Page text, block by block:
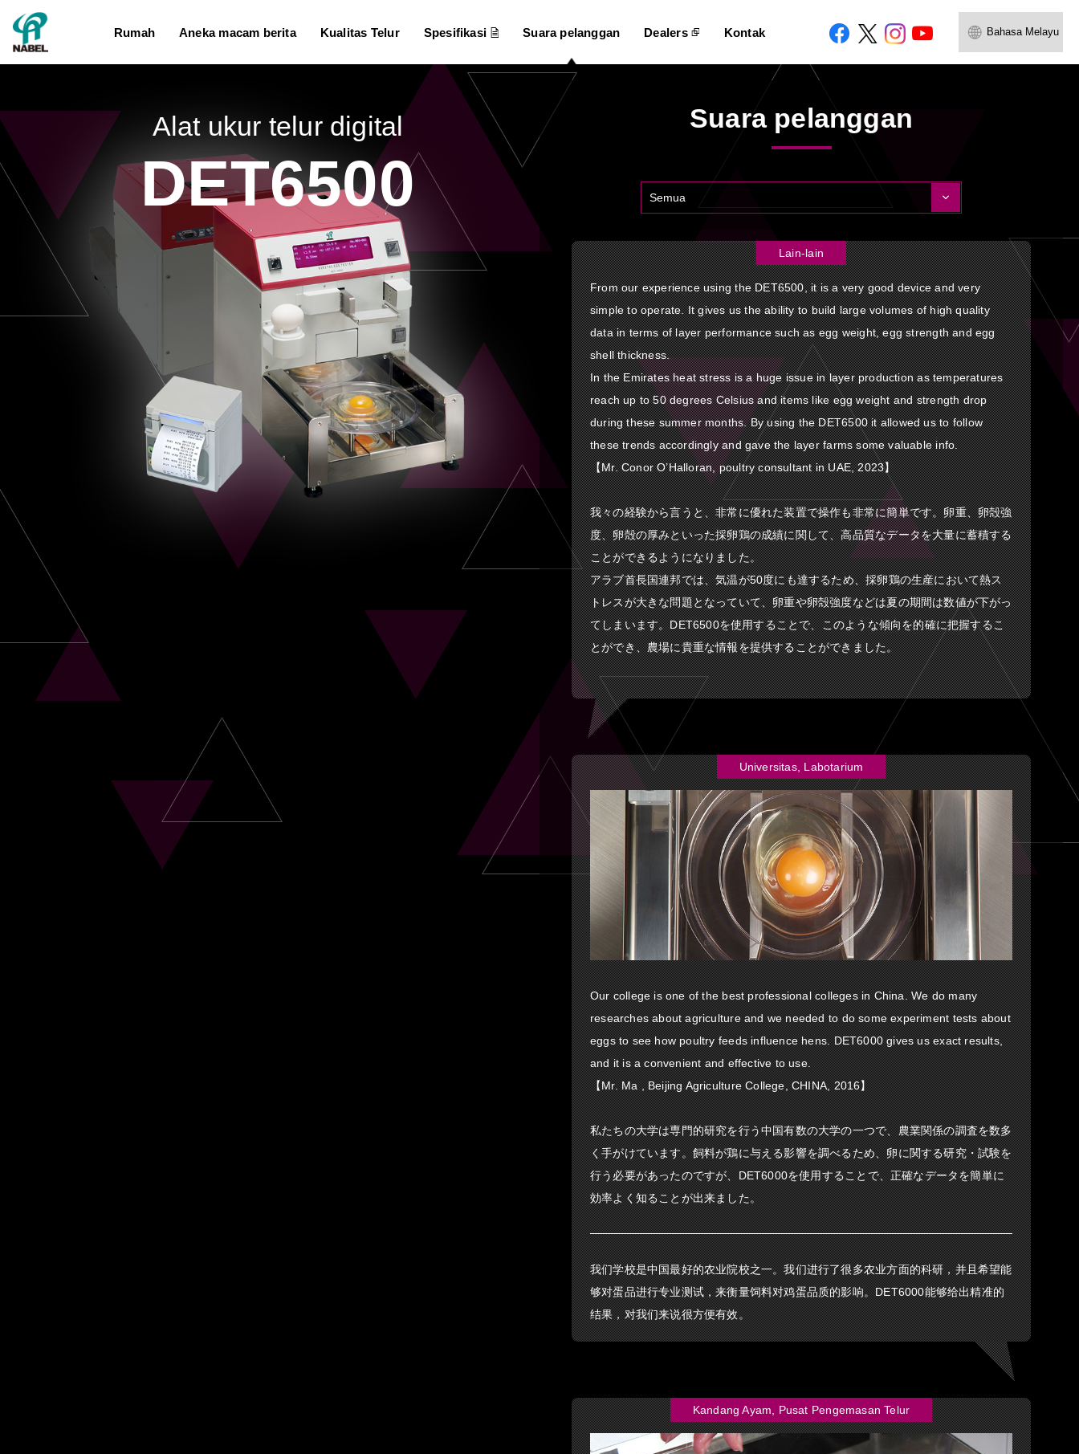
Rumah Aneka macam berita Kualitas Telur Spesifikasi Suara pelanggan Dealers Kontak Bahasa Melayu
Alat ukur telur digital
DET6500
Suara pelanggan
Semua
Lain-lain
From our experience using the DET6500, it is a very good device and very
simple to operate. It gives us the ability to build large volumes of high quality
data in terms of layer performance such as egg weight, egg strength and egg
shell thickness.
In the Emirates heat stress is a huge issue in layer production as temperatures
reach up to 50 degrees Celsius and items like egg weight and strength drop
during these summer months. By using the DET6500 it allowed us to follow
these trends accordingly and gave the layer farms some valuable info.
【Mr. Conor O’Halloran, poultry consultant in UAE, 2023】
我々の経験から言うと、非常に優れた装置で操作も非常に簡単です。卵重、卵殻強
度、卵殻の厚みといった採卵鶏の成績に関して、高品質なデータを大量に蓄積する
ことができるようになりました。
アラブ首長国連邦では、気温が50度にも達するため、採卵鶏の生産において熱ス
トレスが大きな問題となっていて、卵重や卵殻強度などは夏の期間は数値が下がっ
てしまいます。DET6500を使用することで、このような傾向を的確に把握するこ
とができ、農場に貴重な情報を提供することができました。
Universitas, Labotarium
Our college is one of the best professional colleges in China. We do many
researches about agriculture and we needed to do some experiment tests about
eggs to see how poultry feeds influence hens. DET6000 gives us exact results,
and it is a convenient and effective to use.
【Mr. Ma , Beijing Agriculture College, CHINA, 2016】
私たちの大学は専門的研究を行う中国有数の大学の一つで、農業関係の調査を数多
く手がけています。飼料が鶏に与える影響を調べるため、卵に関する研究・試験を
行う必要があったのですが、DET6000を使用することで、正確なデータを簡単に
効率よく知ることが出来ました。
我们学校是中国最好的农业院校之一。我们进行了很多农业方面的科研，并且希望能
够对蛋品进行专业测试，来衡量饲料对鸡蛋品质的影响。DET6000能够给出精准的
结果，对我们来说很方便有效。
Kandang Ayam, Pusat Pengemasan Telur